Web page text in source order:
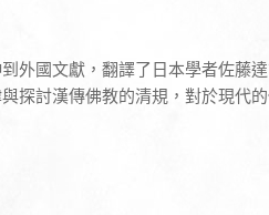
外國文獻，翻譯了日本學者佐藤
探討漢傳佛教的清規，對於現代